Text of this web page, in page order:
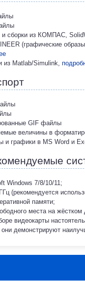
и сборки из КОМПАС,
(графические
из Matlab/Simulink,
GIF файлы
величины в
и графики в MS Word и
Windows 7/8/10/11;
(рекомендуется
памяти;
места на жёстком
видеокарты
они демонстрируют